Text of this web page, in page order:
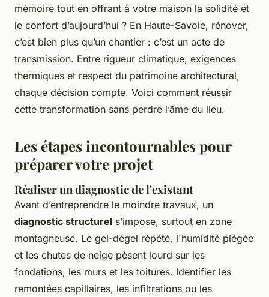
mémoire tout en offrant à votre maison la solidité et
le confort d’aujourd’hui ? En Haute-Savoie, rénover,
c’est bien plus qu’un chantier : c’est un acte de
transmission. Entre rigueur climatique, exigences
thermiques et respect du patrimoine architectural,
chaque décision compte. Voici comment réussir
cette transformation sans perdre l’âme du lieu.
Les étapes incontournables pour
préparer votre projet
Réaliser un diagnostic de l'existant
Avant d’entreprendre le moindre travaux, un
diagnostic structurel s’impose, surtout en zone
montagneuse. Le gel-dégel répété, l'humidité piégée
et les chutes de neige pèsent lourd sur les
fondations, les murs et les toitures. Identifier les
remontées capillaires, les infiltrations ou les